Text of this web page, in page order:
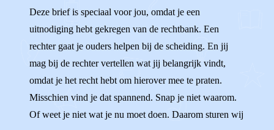
RECHTBANK RECHTER
Deze brief is speciaal voor jou, omdat je een
uitnodiging hebt gekregen van de rechtbank. Een
rechter gaat je ouders helpen bij de scheiding. En jij
mag bij de rechter vertellen wat jij belangrijk vindt,
omdat je het recht hebt om hierover mee te praten.
Misschien vind je dat spannend. Snap je niet waarom.
Of weet je niet wat je nu moet doen. Daarom sturen wij